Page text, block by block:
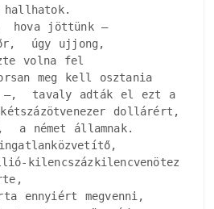
hallhatok.
hova jöttünk –
úgy ujjong,
volna fel
meg kell osztania
tavaly adták el ezt a
dollárért,
a német államnak.
kilencszázkilencvenötezer
ennyiért megvenni,